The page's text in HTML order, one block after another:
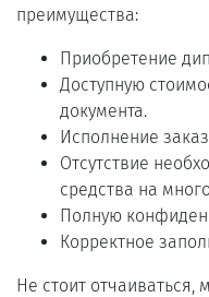
преимущества:
Приобретение
Доступную
документа.
Исполнение
Отсутствие
средства на
Полную
Корректное
Не стоит